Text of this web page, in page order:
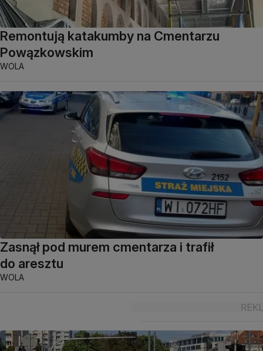
Remontują katakumby na Cmentarzu
Powązkowskim
WOLA
Zasnął pod murem cmentarza i trafił
do aresztu
WOLA